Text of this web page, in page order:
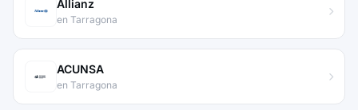
Allianz
en Tarragona
ACUNSA
en Tarragona